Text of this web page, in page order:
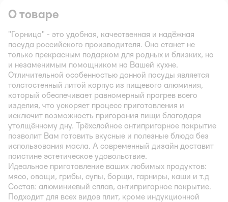
О товаре
"Горница" - это удобная, качественная и надёжная
посуда российского производителя. Она станет не
только прекрасным подарком для родных и близких, но
и незаменимым помощником на Вашей кухне.
Отличительной особенностью данной посуды является
толстостенный литой корпус из пищевого алюминия,
который обеспечивает равномерный прогрев всего
изделия, что ускоряет процесс приготовления и
исключит возможность пригорания пищи благодаря
утолщённому дну. Трёхслойное антипригарное покрытие
позволит Вам готовить вкусные и полезные блюда без
использования масла. А современный дизайн доставит
поистине эстетическое удовольствие.
Идеальное приготовление ваших любимых продуктов:
мясо, овощи, грибы, супы, борщи, гарниры, каши и т.д
Состав: алюминиевый сплав, антипригарное покрытие.
Подходит для всех видов плит, кроме индукционной